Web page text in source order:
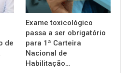
de
Exame toxicológico
passa a ser obrigatório
para 1ª Carteira
Nacional de
Habilitação…